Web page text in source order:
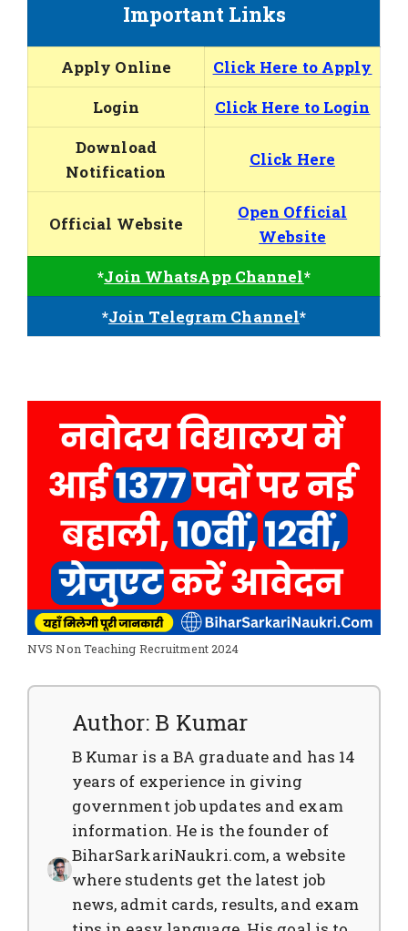
Important Links
Apply Online
Click Here to Apply
Login
Click Here to Login
Download
Notification
Click Here
Official Website
Open Official
Website
*Join WhatsApp Channel*
*Join Telegram Channel*
NVS Non Teaching Recruitment 2024
Author: B Kumar
B Kumar is a BA graduate and has 14
years of experience in giving
government job updates and exam
information. He is the founder of
BiharSarkariNaukri.com, a website
where students get the latest job
news, admit cards, results, and exam